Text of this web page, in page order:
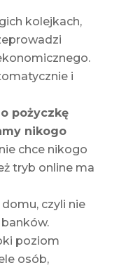
kolejkach,
i
pożyczkę
nikogo
chce nikogo
tryb online ma
czyli nie
poziom
osób,